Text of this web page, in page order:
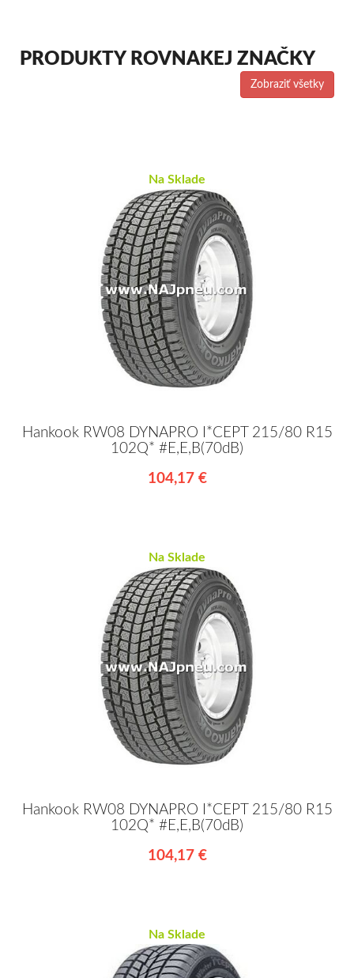
PRODUKTY ROVNAKEJ ZNAČKY
Zobraziť všetky
Na Sklade
Hankook RW08 DYNAPRO I*CEPT 215/80 R15
102Q* #E,E,B(70dB)
104,17 €
Na Sklade
Hankook RW08 DYNAPRO I*CEPT 215/80 R15
102Q* #E,E,B(70dB)
104,17 €
Na Sklade